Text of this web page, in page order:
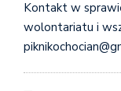
Kontakt w
wolontariatu i